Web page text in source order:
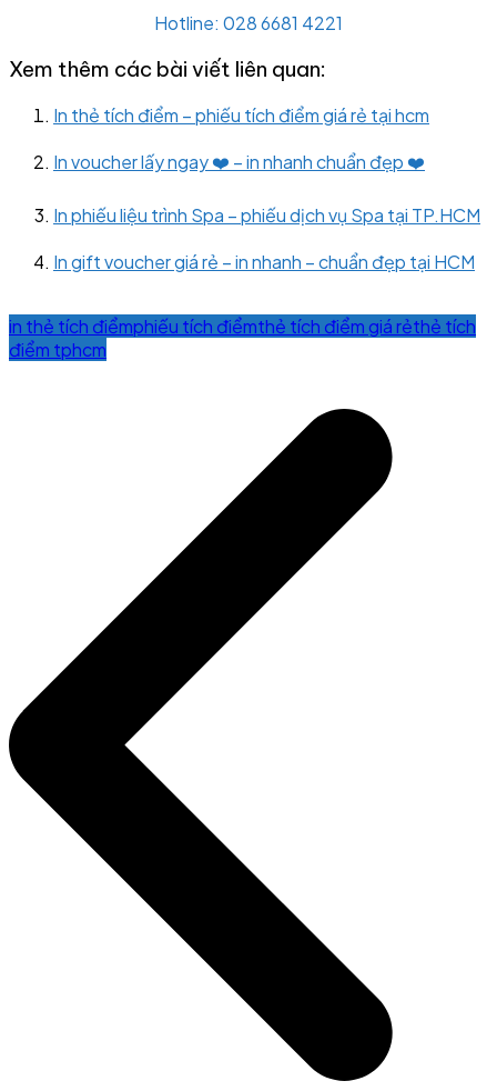
Hotline: 028 6681 4221
Xem thêm các bài viết liên quan:
In thẻ tích điểm – phiếu tích điểm giá rẻ tại hcm
In voucher lấy ngay ❤️ – in nhanh chuẩn đẹp ❤️
In phiếu liệu trình Spa – phiếu dịch vụ Spa tại TP.HCM
In gift voucher giá rẻ – in nhanh – chuẩn đẹp tại HCM
in thẻ tích điểmphiếu tích điểmthẻ tích điểm giá rẻthẻ tích
điểm tphcm